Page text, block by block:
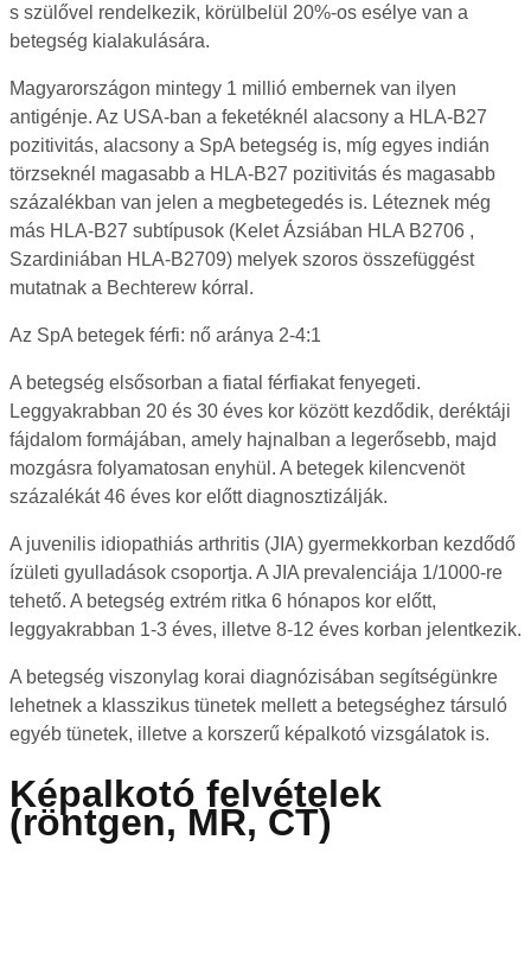
s szülővel rendelkezik, körülbelül 20%-os esélye van a
betegség kialakulására.
Magyarországon mintegy 1 millió embernek van ilyen
antigénje. Az USA-ban a feketéknél alacsony a HLA-B27
pozitivitás, alacsony a SpA betegség is, míg egyes indián
törzseknél magasabb a HLA-B27 pozitivitás és magasabb
százalékban van jelen a megbetegedés is. Léteznek még
más HLA-B27 subtípusok (Kelet Ázsiában HLA B2706 ,
Szardiniában HLA-B2709) melyek szoros összefüggést
mutatnak a Bechterew kórral.
Az SpA betegek férfi: nő aránya 2-4:1
A betegség elsősorban a fiatal férfiakat fenyegeti.
Leggyakrabban 20 és 30 éves kor között kezdődik, deréktáji
fájdalom formájában, amely hajnalban a legerősebb, majd
mozgásra folyamatosan enyhül. A betegek kilencvenöt
százalékát 46 éves kor előtt diagnosztizálják.
A juvenilis idiopathiás arthritis (JIA) gyermekkorban kezdődő
ízületi gyulladások csoportja. A JIA prevalenciája 1/1000-re
tehető. A betegség extrém ritka 6 hónapos kor előtt,
leggyakrabban 1-3 éves, illetve 8-12 éves korban jelentkezik.
A betegség viszonylag korai diagnózisában segítségünkre
lehetnek a klasszikus tünetek mellett a betegséghez társuló
egyéb tünetek, illetve a korszerű képalkotó vizsgálatok is.
Képalkotó felvételek
(röntgen, MR, CT)